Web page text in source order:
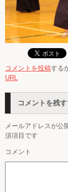
コメントを投稿する
URL
コメントを残す
メールアドレスが公
須項目です
コメント